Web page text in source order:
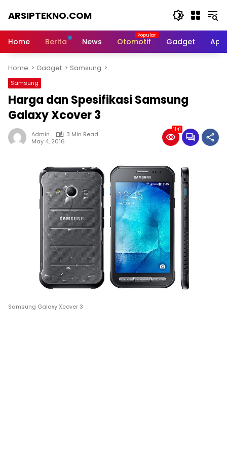
ARSIPTEKNO.COM
Informasi
Home Berita News Otomotif Gadget
Home Gadget Samsung
Samsung
Harga dan Spesifikasi Samsung
Galaxy Xcover 3
Admin
3 Min Read
May 4, 2016
1141
Samsung Galaxy Xcover 3